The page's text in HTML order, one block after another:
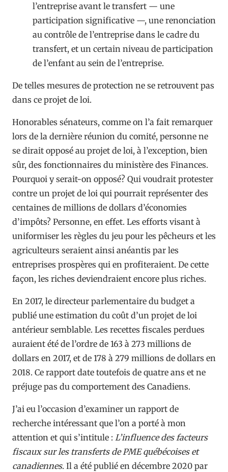
l’entreprise avant le transfert — une
participation significative —, une renonciation
au contrôle de l’entreprise dans le cadre du
transfert, et un certain niveau de participation
de l’enfant au sein de l’entreprise.
De telles mesures de protection ne se retrouvent pas
dans ce projet de loi.
Honorables sénateurs, comme on l’a fait remarquer
lors de la dernière réunion du comité, personne ne
se dirait opposé au projet de loi, à l’exception, bien
sûr, des fonctionnaires du ministère des Finances.
Pourquoi y serait-on opposé? Qui voudrait protester
contre un projet de loi qui pourrait représenter des
centaines de millions de dollars d’économies
d’impôts? Personne, en effet. Les efforts visant à
uniformiser les règles du jeu pour les pêcheurs et les
agriculteurs seraient ainsi anéantis par les
entreprises prospères qui en profiteraient. De cette
façon, les riches deviendraient encore plus riches.
En 2017, le directeur parlementaire du budget a
publié une estimation du coût d’un projet de loi
antérieur semblable. Les recettes fiscales perdues
auraient été de l’ordre de 163 à 273 millions de
dollars en 2017, et de 178 à 279 millions de dollars en
2018. Ce rapport date toutefois de quatre ans et ne
préjuge pas du comportement des Canadiens.
J’ai eu l’occasion d’examiner un rapport de
recherche intéressant que l’on a porté à mon
attention et qui s’intitule : L’influence des facteurs
fiscaux sur les transferts de PME québécoises et
canadiennes. Il a été publié en décembre 2020 par